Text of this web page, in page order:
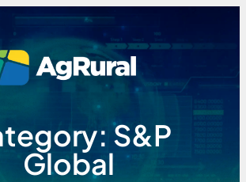
S&P
Global